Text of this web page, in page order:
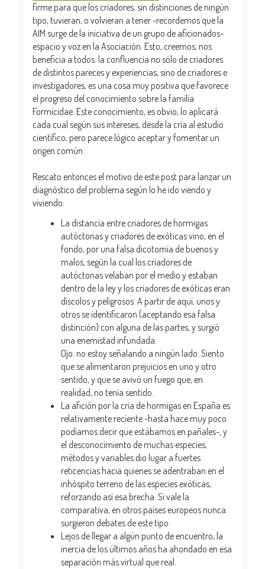
firme para que los criadores, sin distinciones de ningún
tipo, tuvieran, o volvieran a tener -recordemos que la
AIM surge de la iniciativa de un grupo de aficionados-
espacio y voz en la Asociación. Esto, creemos, nos
beneficia a todos: la confluencia no sólo de criadores
de distintos pareces y experiencias, sino de criadores e
investigadores, es una cosa muy positiva que favorece
el progreso del conocimiento sobre la familia
Formicidae. Este conocimiento, es obvio, lo aplicará
cada cual según sus intereses, desde la cría al estudio
científico, pero parece lógico aceptar y fomentar un
origen común.
Rescato entonces el motivo de este post para lanzar un
diagnóstico del problema según lo he ido viendo y
viviendo:
La distancia entre criadores de hormigas
autóctonas y criadores de exóticas vino, en el
fondo, por una falsa dicotomía de buenos y
malos, según la cual los criadores de
autóctonas velaban por el medio y estaban
dentro de la ley y los criadores de exóticas eran
díscolos y peligrosos. A partir de aquí, unos y
otros se identificaron (aceptando esa falsa
distinción) con alguna de las partes, y surgió
una enemistad infundada.
Ojo: no estoy señalando a ningún lado. Siento
que se alimentaron prejuicios en uno y otro
sentido, y que se avivó un fuego que, en
realidad, no tenía sentido.
La afición por la cría de hormigas en España es
relativamente reciente -hasta hace muy poco
podíamos decir que estábamos en pañales-, y
el desconocimiento de muchas especies,
métodos y variables dio lugar a fuertes
reticencias hacia quienes se adentraban en el
inhóspito terreno de las especies exóticas,
reforzando así esa brecha. Si vale la
comparativa, en otros países europeos nunca
surgieron debates de este tipo.
Lejos de llegar a algún punto de encuentro, la
inercia de los últimos años ha ahondado en esa
separación más virtual que real.